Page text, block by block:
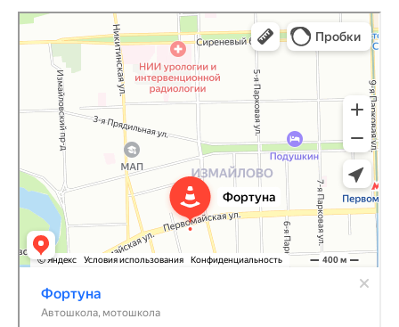
Фортуна
Автошкола в Москве
Мотошкола в Москве